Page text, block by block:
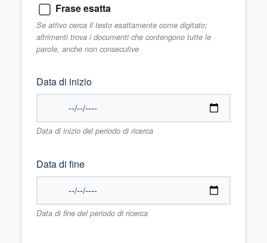
Frase esatta
Se attivo cerca il testo esattamente come digitato;
altrimenti trova i documenti che contengono tutte le
parole, anche non consecutive
Data di inizio
Data di inizio del periodo di ricerca
Data di fine
Data di fine del periodo di ricerca